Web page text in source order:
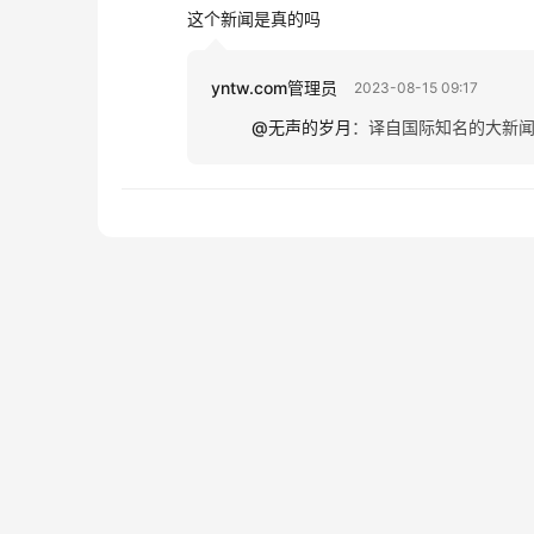
这个新闻是真的吗
yntw.com管理员 2023-08-15 09:17
@无声的岁月 ： 译自国际知名的大新